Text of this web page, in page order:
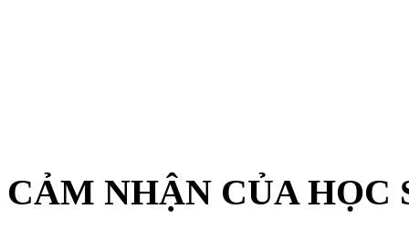
CẢM NHẬN CỦA HỌC